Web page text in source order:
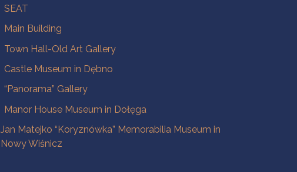
SEAT
Main Building
Town Hall-Old Art Gallery
Castle Museum in Dębno
“Panorama” Gallery
Manor House Museum in Dołęga
Jan Matejko “Koryznówka” Memorabilia Museum in
Nowy Wiśnicz